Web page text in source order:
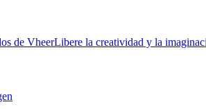
de VheerLibere la creatividad y la